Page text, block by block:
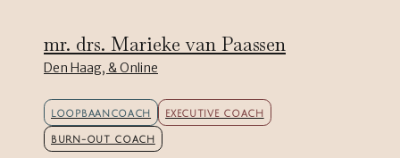
mr. drs. Marieke van Paassen
Den Haag, & Online
LOOPBAANCOACH EXECUTIVE COACH
BURN-OUT COACH